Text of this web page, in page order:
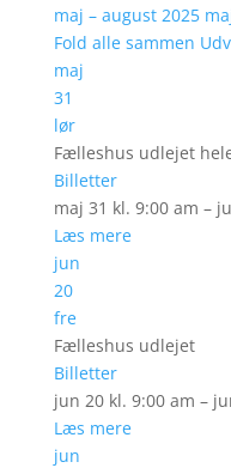
maj – august 2025
Fold alle sammen
maj
31
lør
Fælleshus udlejet
Billetter
maj 31 kl. 9:00 am –
Læs mere
jun
20
fre
Fælleshus udlejet
Billetter
jun 20 kl. 9:00 am –
Læs mere
jun